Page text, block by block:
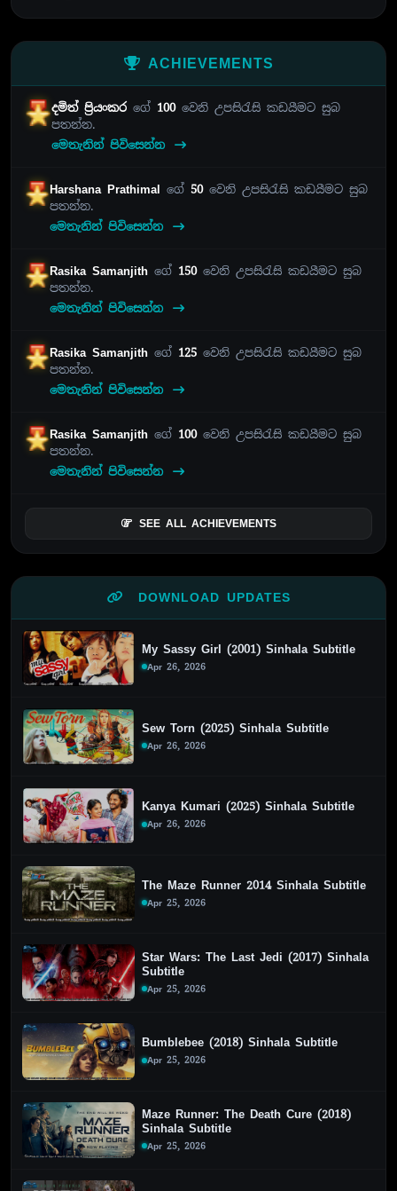
ACHIEVEMENTS
දමිත් ප්‍රියංකරගේ 100වෙනි උපසිරැසි කඩයීමට සුබ
පතන්න.
මෙතැනින් පිවිසෙන්න
Harshana Prathimal ගේ 50වෙනි උපසිරැසි කඩයීමට සුබ
පතන්න.
මෙතැනින් පිවිසෙන්න
Rasika Samanjithගේ 150වෙනි උපසිරැසි කඩයීමට සුබ
පතන්න.
මෙතැනින් පිවිසෙන්න
Rasika Samanjithගේ 125 වෙනි උපසිරැසි කඩයීමට සුබ
පතන්න.
මෙතැනින් පිවිසෙන්න
Rasika Samanjithගේ 100වෙනි උපසිරැසි කඩයීමට සුබ
පතන්න.
මෙතැනින් පිවිසෙන්න
SEE ALL ACHIEVEMENTS
DOWNLOAD UPDATES
My Sassy Girl (2001) Sinhala Subtitle
Apr 26, 2026
Sew Torn (2025) Sinhala Subtitle
Apr 26, 2026
Kanya Kumari (2025) Sinhala Subtitle
Apr 26, 2026
The Maze Runner 2014 Sinhala Subtitle
Apr 25, 2026
Star Wars: The Last Jedi (2017) Sinhala
Subtitle
Apr 25, 2026
Bumblebee (2018) Sinhala Subtitle
Apr 25, 2026
Maze Runner: The Death Cure (2018)
Sinhala Subtitle
Apr 25, 2026